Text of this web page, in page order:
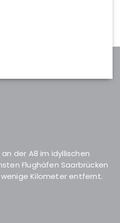
der A8 im idyllischen
Flughäfen Saarbrücken
Kilometer entfernt.